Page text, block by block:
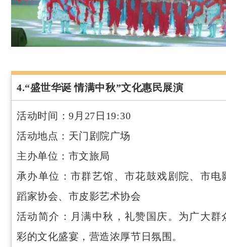
4.“盛世华诞 情满中秋”文化惠民展演
活动时间：9月27日19:30
活动地点：天门剧院广场
主办单位：市文旅局
承办单位：市群艺馆、市花鼓戏剧院、市电
蹈家协会、市皮影艺术协会
活动简介：月满中秋，礼赞国庆。为广大群
彩的文化盛宴，营造浓厚节日氛围。